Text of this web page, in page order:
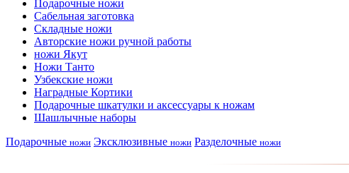
Подарочные ножи
Сабельная заготовка
Складные ножи
Авторские ножи ручной работы
ножи Якут
Ножи Танто
Узбекские ножи
Наградные Кортики
Подарочные шкатулки и аксессуары к ножам
Шашлычные наборы
Подарочные ножи Эксклюзивные ножи Разделочные ножи